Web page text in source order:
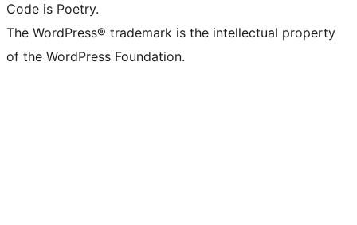
Code is Poetry.
The WordPress® trademark is the intellectual property
of the WordPress Foundation.